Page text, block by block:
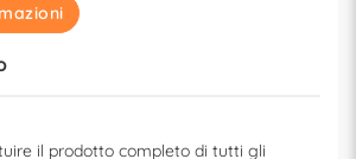
il prodotto completo di tutti gli